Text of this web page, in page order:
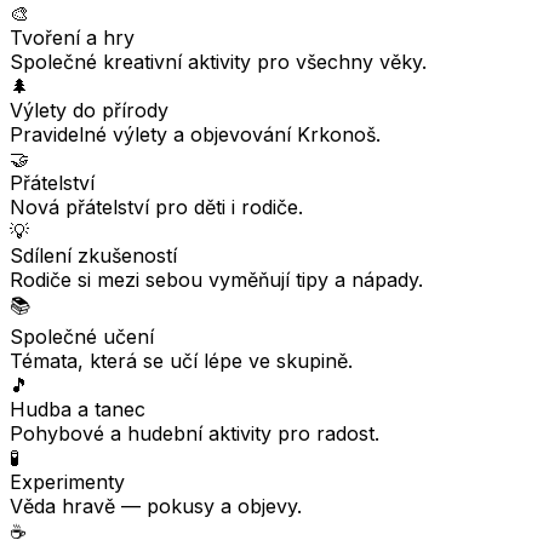
🎨
Tvoření a hry
Společné kreativní aktivity pro všechny věky.
🌲
Výlety do přírody
Pravidelné výlety a objevování Krkonoš.
🤝
Přátelství
Nová přátelství pro děti i rodiče.
💡
Sdílení zkušeností
Rodiče si mezi sebou vyměňují tipy a nápady.
📚
Společné učení
Témata, která se učí lépe ve skupině.
🎵
Hudba a tanec
Pohybové a hudební aktivity pro radost.
🧪
Experimenty
Věda hravě — pokusy a objevy.
☕